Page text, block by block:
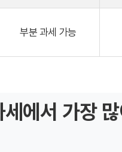
부분 과세 가능
세에서 가장